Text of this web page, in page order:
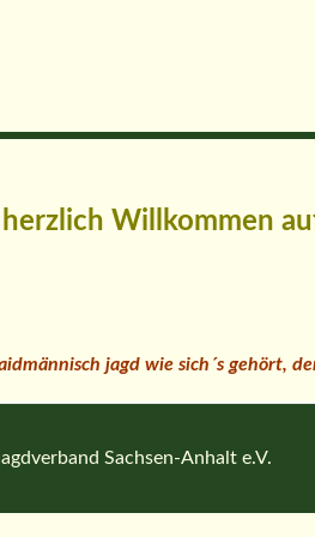
Willkommen
jagd wie sich´s gehört,
Sachsen-Anhalt e.V.